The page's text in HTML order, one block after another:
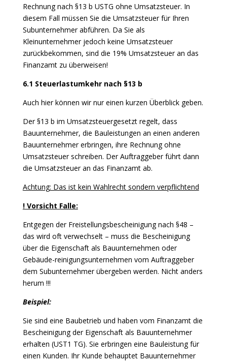
Rechnung nach §13 b USTG ohne Umsatzsteuer. In
diesem Fall müssen Sie die Umsatzsteuer für Ihren
Subunternehmer abführen. Da Sie als
Kleinunternehmer jedoch keine Umsatzsteuer
zurückbekommen, sind die 19% Umsatzsteuer an das
Finanzamt zu überweisen!
6.1 Steuerlastumkehr nach §13 b
Auch hier können wir nur einen kurzen Überblick geben.
Der §13 b im Umsatzsteuergesetzt regelt, dass
Bauunternehmer, die Bauleistungen an einen anderen
Bauunternehmer erbringen, ihre Rechnung ohne
Umsatzsteuer schreiben. Der Auftraggeber führt dann
die Umsatzsteuer an das Finanzamt ab.
Achtung: Das ist kein Wahlrecht sondern verpflichtend
! Vorsicht Falle:
Entgegen der Freistellungsbescheinigung nach §48 –
das wird oft verwechselt – muss die Bescheinigung
über die Eigenschaft als Bauunternehmen oder
Gebäude-reinigungsunternehmen vom Auftraggeber
dem Subunternehmer übergeben werden. Nicht anders
herum !!!
Beispiel:
Sie sind eine Baubetrieb und haben vom Finanzamt die
Bescheinigung der Eigenschaft als Bauunternehmer
erhalten (UST1 TG). Sie erbringen eine Bauleistung für
einen Kunden. Ihr Kunde behauptet Bauunternehmer